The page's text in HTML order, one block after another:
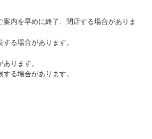
内を早めに終了、閉店する場合がありま
る場合があります。
ります。
る場合があります。